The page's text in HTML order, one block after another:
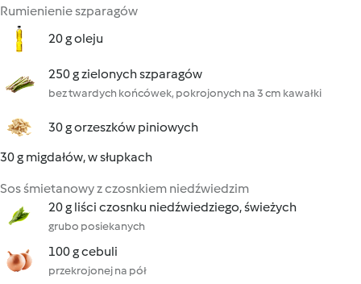
Rumienienie szparagów
20 g oleju
250 g zielonych szparagów
bez twardych końcówek, pokrojonych na 3 cm kawałki
30 g orzeszków piniowych
30 g migdałów, w słupkach
Sos śmietanowy z czosnkiem niedźwiedzim
20 g liści czosnku niedźwiedziego, świeżych
grubo posiekanych
100 g cebuli
przekrojonej na pół